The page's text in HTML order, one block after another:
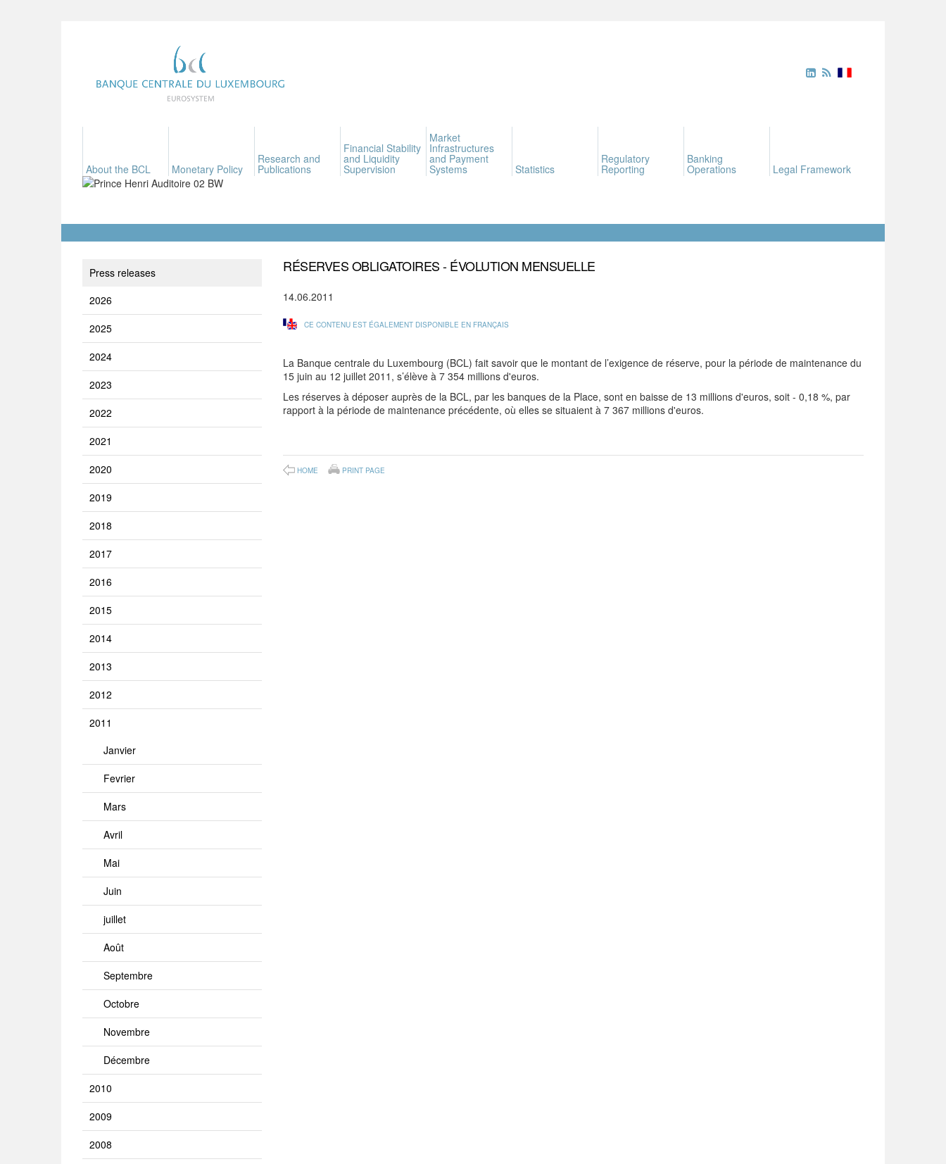
About the BCL Monetary Policy
Research and
Publications
Financial Stability
and Liquidity
Supervision
Market
Infrastructures
and Payment
Systems Statistics
Regulatory
Reporting
Banking
Operations Legal Framework
Press releases
2026
2025
2024
2023
2022
2021
2020
2019
2018
2017
2016
2015
2014
2013
2012
2011
Janvier
Fevrier
Mars
Avril
Mai
Juin
juillet
Août
Septembre
Octobre
Novembre
Décembre
2010
2009
2008
RÉSERVES OBLIGATOIRES - ÉVOLUTION MENSUELLE
14.06.2011
CE CONTENU EST ÉGALEMENT DISPONIBLE EN FRANÇAIS
La Banque centrale du Luxembourg (BCL) fait savoir que le montant de l’exigence de réserve, pour la période de maintenance du
15 juin au 12 juillet 2011, s’élève à 7 354 millions d'euros.
Les réserves à déposer auprès de la BCL, par les banques de la Place, sont en baisse de 13 millions d'euros, soit - 0,18 %, par
rapport à la période de maintenance précédente, où elles se situaient à 7 367 millions d'euros.
HOME PRINT PAGE